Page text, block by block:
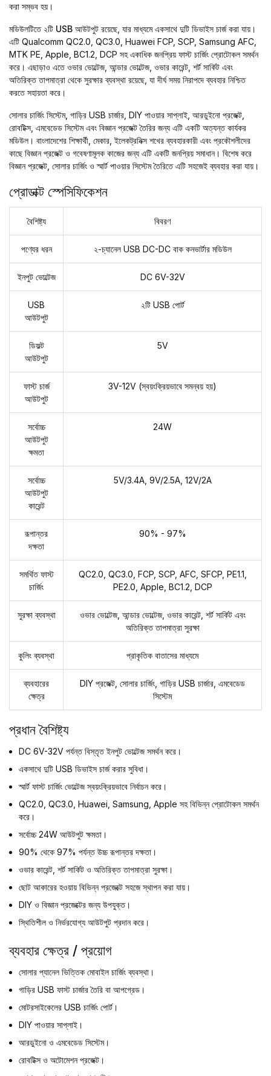
করা সম্ভব হয়।
মডিউলটিতে২টি USB আউটপুট রয়েছে, যার মাধ্যমে একসাথে দুটি ডিভাইস চার্জ করা যায়।
এটি Qualcomm QC2.0, QC3.0, Huawei FCP, SCP, Samsung AFC,
MTK PE, Apple, BC1.2, DCP সহ একাধিক জনপ্রিয় ফাস্ট চার্জিং প্রোটোকল সমর্থন
করে। এছাড়াও এতে ওভার ভোল্টেজ, আন্ডার ভোল্টেজ, ওভার কারেন্ট, শর্ট সার্কিট এবং
অতিরিক্ত তাপমাত্রা থেকে সুরক্ষার ব্যবস্থা রয়েছে, যা দীর্ঘ সময় নিরাপদে ব্যবহার নিশ্চিত
করতে সহায়তা করে।
সোলার চার্জিং সিস্টেম, গাড়ির USB চার্জার, DIY পাওয়ার সাপ্লাই, আরডুইনো প্রজেক্ট,
রোবটিক্স, এমবেডেড সিস্টেম এবং বিজ্ঞান প্রজেক্টতৈরির জন্য এটি একটি অত্যন্ত কার্যকর
মডিউল। বাংলাদেশের শিক্ষার্থী, মেকার, ইলেকট্রনিক্স শখের ব্যবহারকারী এবং প্রকৌশলীদের
কাছে বিজ্ঞান প্রজেক্ট ও গবেষণামূলক কাজের জন্য এটি একটি জনপ্রিয় সমাধান। বিশেষ করে
বিজ্ঞান প্রজেক্ট , সোলার চার্জিং ও স্মার্ট পাওয়ার সিস্টেম তৈরিতে এটি সহজেই ব্যবহার করা যায়।
প্রোডাক্ট স্পেসিফিকেশন
বৈশিষ্ট্য বিবরণ
পণ্যের ধরন ২-চ্যানেল USB DC-DC বাক কনভার্টার মডিউল
ইনপুট ভোল্টেজ DC 6V-32V
USB
আউটপুট
২টি USB পোর্ট
ডিফল্ট
আউটপুট
5V
ফাস্ট চার্জ
আউটপুট
3V-12V (স্বয়ংক্রিয়ভাবে সমন্বয় হয়)
সর্বোচ্চ
আউটপুট
ক্ষমতা
24W
সর্বোচ্চ
আউটপুট
কারেন্ট
5V/3.4A, 9V/2.5A, 12V/2A
রূপান্তর
দক্ষতা
90% - 97%
সমর্থিত ফাস্ট
চার্জিং
QC2.0, QC3.0, FCP, SCP, AFC, SFCP, PE1.1,
PE2.0, Apple, BC1.2, DCP
সুরক্ষা ব্যবস্থা
ওভার ভোল্টেজ, আন্ডার ভোল্টেজ, ওভার কারেন্ট, শর্ট সার্কিট এবং
অতিরিক্ত তাপমাত্রা সুরক্ষা
কুলিং ব্যবস্থা প্রাকৃতিক বাতাসের মাধ্যমে
ব্যবহারের
ক্ষেত্র
DIY প্রজেক্ট, সোলার চার্জিং, গাড়ির USB চার্জার, এমবেডেড
সিস্টেম
প্রধান বৈশিষ্ট্য
DC 6V-32V পর্যন্ত বিস্তৃত ইনপুট ভোল্টেজ সমর্থন করে।
একসাথে দুটি USB ডিভাইস চার্জ করার সুবিধা।
স্মার্ট ফাস্ট চার্জিং ভোল্টেজ স্বয়ংক্রিয়ভাবে নির্বাচন করে।
QC2.0, QC3.0, Huawei, Samsung, Apple সহ বিভিন্ন প্রোটোকল সমর্থন
করে।
সর্বোচ্চ 24W আউটপুট ক্ষমতা।
90% থেকে 97% পর্যন্ত উচ্চ রূপান্তর দক্ষতা।
ওভার কারেন্ট, শর্ট সার্কিট ও অতিরিক্ত তাপমাত্রা সুরক্ষা।
ছোট আকারের হওয়ায় বিভিন্ন প্রজেক্টে সহজে স্থাপন করা যায়।
DIY ও বিজ্ঞান প্রজেক্টের জন্য উপযুক্ত।
স্থিতিশীল ও নির্ভরযোগ্য আউটপুট প্রদান করে।
ব্যবহার ক্ষেত্র / প্রয়োগ
সোলার প্যানেল ভিত্তিক মোবাইল চার্জিং ব্যবস্থা।
গাড়ির USB ফাস্ট চার্জার তৈরি বা আপগ্রেড।
মোটরসাইকেলের USB চার্জিং পোর্ট।
DIY পাওয়ার সাপ্লাই।
আরডুইনো ও এমবেডেড সিস্টেম।
রোবটিক্স ও অটোমেশন প্রজেক্ট।